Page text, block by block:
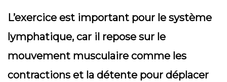
L’exercice est important pour le système
lymphatique, car il repose sur le
mouvement musculaire comme les
contractions et la détente pour déplacer